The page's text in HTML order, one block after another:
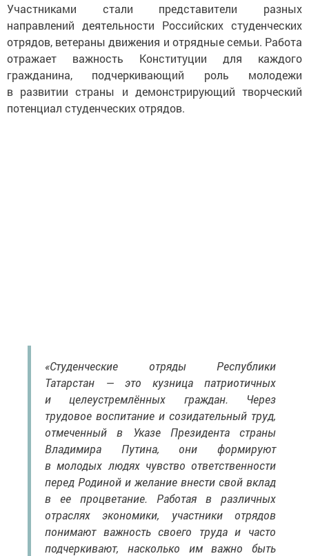
Участниками стали представители разных
направлений деятельности Российских студенческих
отрядов, ветераны движения и отрядные семьи. Работа
отражает важность Конституции для каждого
гражданина, подчеркивающий роль молодежи
в развитии страны и демонстрирующий творческий
потенциал студенческих отрядов.
«Студенческие отряды Республики
Татарстан — это кузница патриотичных
и целеустремлённых граждан. Через
трудовое воспитание и созидательный труд,
отмеченный в Указе Президента страны
Владимира Путина, они формируют
в молодых людях чувство ответственности
перед Родиной и желание внести свой вклад
в ее процветание. Работая в различных
отраслях экономики, участники отрядов
понимают важность своего труда и часто
подчеркивают, насколько им важно быть